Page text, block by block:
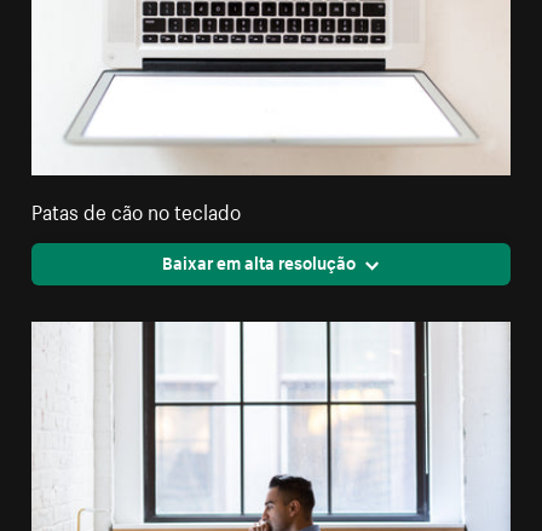
Patas de cão no teclado
Baixar em alta resolução